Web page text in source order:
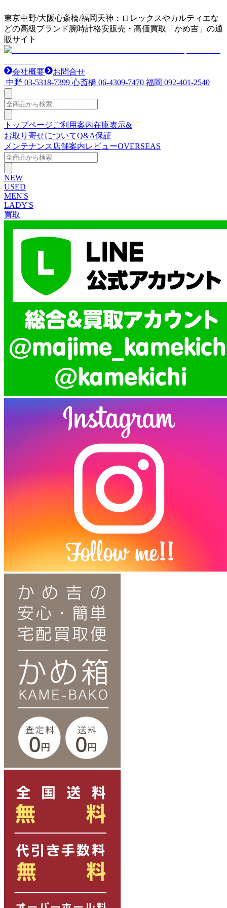
東京中野/大阪心斎橋/福岡天神：ロレックスやカルティエな
どの高級ブランド腕時計格安販売・高価買取「かめ吉」の通
販サイト
会社概要
お問合せ
中野 03-5318-7399 心斎橋 06-4309-7470 福岡 092-401-2540
トップページご利用案内在庫表示&
お取り寄せについてQ&A保証
メンテナンス 店舗案内レビューOVERSEAS
NEW
USED
MEN'S
LADY'S
買取